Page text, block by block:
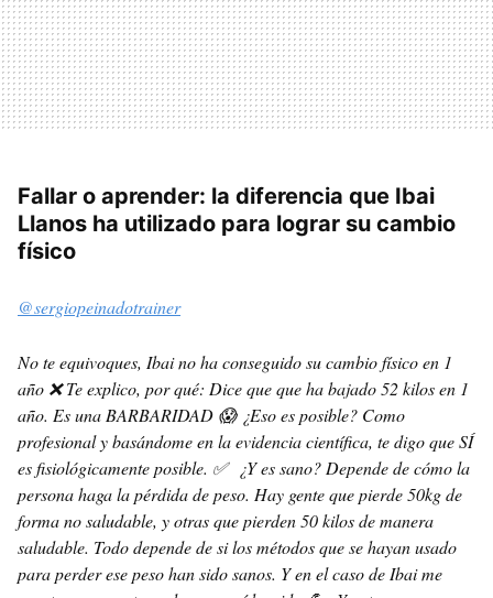
Fallar o aprender: la diferencia que Ibai
Llanos ha utilizado para lograr su cambio
físico
@sergiopeinadotrainer
No te equivoques, Ibai no ha conseguido su cambio físico en 1
año ❌ Te explico, por qué: Dice que que ha bajado 52 kilos en 1
año. Es una BARBARIDAD 😱 ¿Eso es posible? Como
profesional y basándome en la evidencia científica, te digo que SÍ
es fisiológicamente posible. ✅ ¿Y es sano? Depende de cómo la
persona haga la pérdida de peso. Hay gente que pierde 50kg de
forma no saludable, y otras que pierden 50 kilos de manera
saludable. Todo depende de si los métodos que se hayan usado
para perder ese peso han sido sanos. Y en el caso de Ibai me